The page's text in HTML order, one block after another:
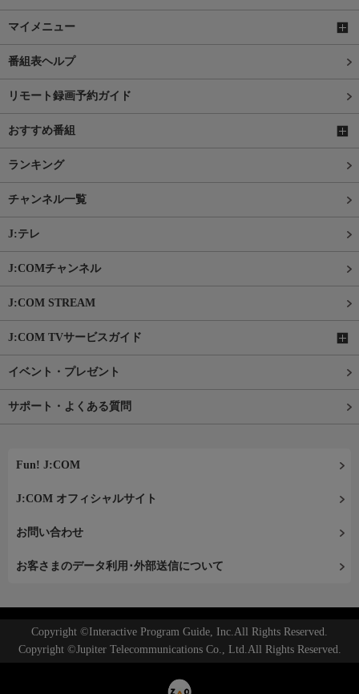
マイメニュー
番組表ヘルプ
リモート録画予約ガイド
おすすめ番組
ランキング
チャンネル一覧
J:テレ
J:COMチャンネル
J:COM STREAM
J:COM TVサービスガイド
イベント・プレゼント
サポート・よくある質問
Fun! J:COM
J:COM オフィシャルサイト
お問い合わせ
お客さまのデータ利用･外部送信について
Copyright ©Interactive Program Guide, Inc.All Rights Reserved.
Copyright ©Jupiter Telecommunications Co., Ltd.All Rights Reserved.